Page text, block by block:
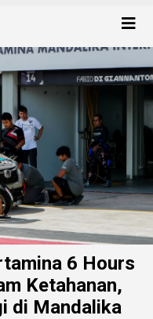
6 Hours
Ketahanan,
di Mandalika